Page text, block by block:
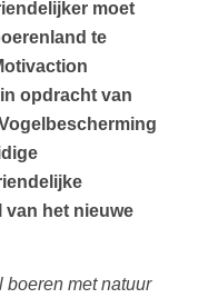
moet
te
opdracht van
van het nieuwe
boeren met natuur